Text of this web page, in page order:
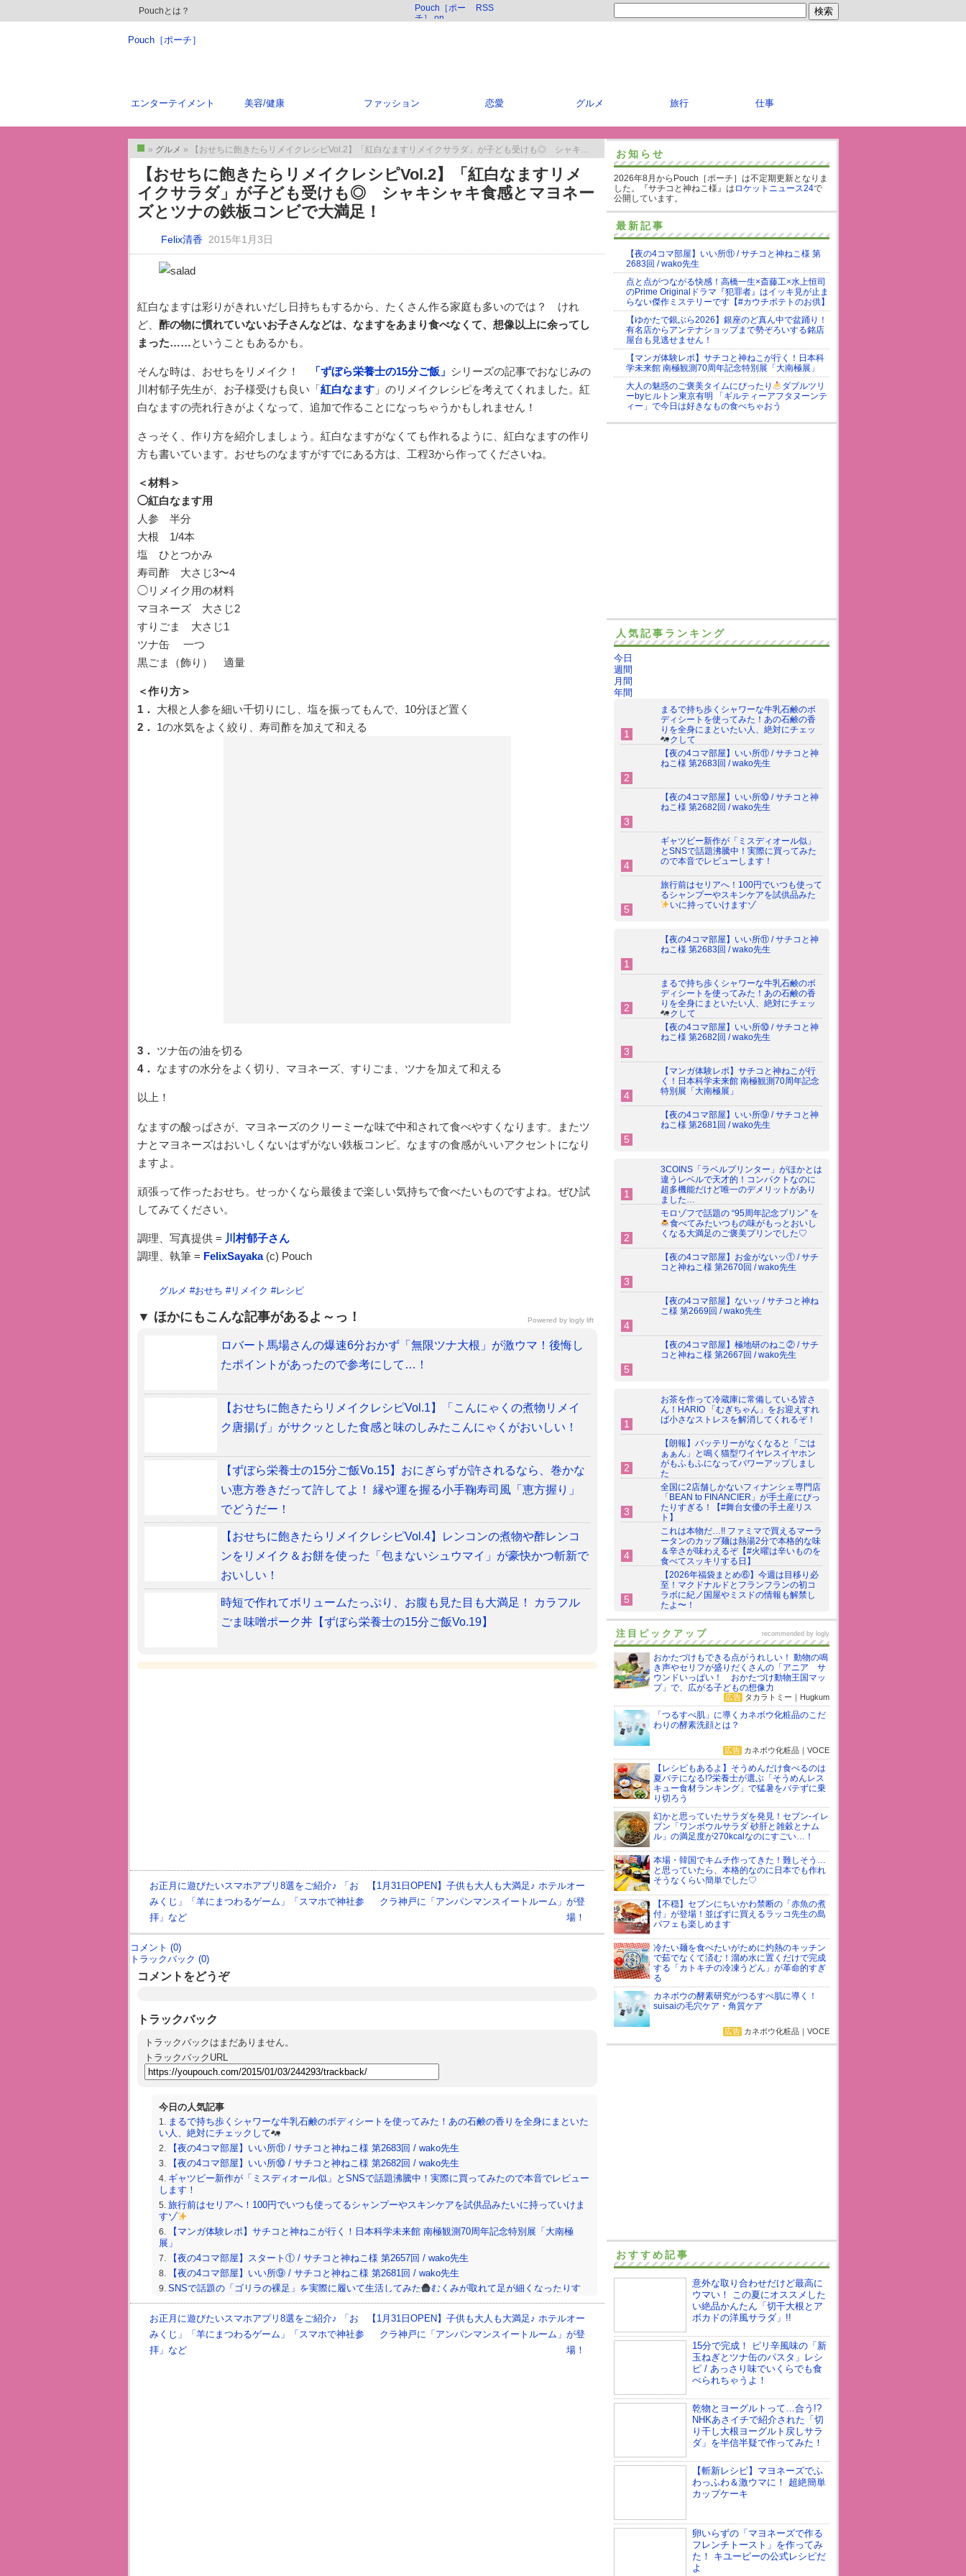
Pouchとは？
Pouch［ポー
チ］ on
RSS
Pouch［ポーチ］
エンターテイメント 美容/健康 ファッション 恋愛 グルメ 旅行 仕事
トップ
» グルメ » 【おせちに飽きたらリメイクレシピVol.2】「紅白なますリメイクサラダ」が子ども受けも◎ シャキシャキ食感とマヨネーズとツナの鉄板コンビで大満足！
【おせちに飽きたらリメイクレシピVol.2】「紅白なますリメ
イクサラダ」が子ども受けも◎ シャキシャキ食感とマヨネー
ズとツナの鉄板コンビで大満足！
Felix清香 2015年1月3日
紅白なますは彩りがきれいだし日持ちもするから、たくさん作る家庭も多いのでは？ けれ
ど、 酢の物に慣れていないお子さんなどは、なますをあまり食べなくて、想像以上に余ってし
まった……ということもあるかも。
そんな時は、おせちをリメイク！ 「ずぼら栄養士の15分ご飯」 シリーズの記事でおなじみの
川村郁子先生が、お子様受けも良い「紅白なます」のリメイクレシピを考えてくれました。紅
白なますの売れ行きがよくなって、追加で作ることになっちゃうかもしれません！
さっそく、作り方を紹介しましょう。紅白なますがなくても作れるように、紅白なますの作り
方も書いています。おせちのなますがすでにある方は、工程3から作ってくださいね。
＜材料＞
◯紅白なます用
人参 半分
大根 1/4本
塩 ひとつかみ
寿司酢 大さじ3〜4
◯リメイク用の材料
マヨネーズ 大さじ2
すりごま 大さじ1
ツナ缶 一つ
黒ごま（飾り） 適量
＜作り方＞
1．
大根と人参を細い千切りにし、塩を振ってもんで、10分ほど置く
2． 1の水気をよく絞り、寿司酢を加えて和える
3． ツナ缶の油を切る
4． なますの水分をよく切り、マヨネーズ、すりごま、ツナを加えて和える
以上！
なますの酸っぱさが、マヨネーズのクリーミーな味で中和されて食べやすくなります。またツ
ナとマヨネーズはおいしくないはずがない鉄板コンビ。なますの食感がいいアクセントになり
ますよ。
頑張って作ったおせち。せっかくなら最後まで楽しい気持ちで食べたいものですよね。ぜひ試
してみてください。
調理、写真提供 = 川村郁子さん
調理、執筆 = FelixSayaka(c) Pouch
グルメ #おせち #リメイク #レシピ
ほかにもこんな記事があるよ～っ！
ロバート馬場さんの爆速6分おかず「無限ツナ大根」が激ウマ！後悔し
たポイントがあったので参考にして…！
【おせちに飽きたらリメイクレシピVol.1】「こんにゃくの煮物リメイ
ク唐揚げ」がサクッとした食感と味のしみたこんにゃくがおいしい！
【ずぼら栄養士の15分ご飯Vo.15】おにぎらずが許されるなら、巻かな
い恵方巻きだって許してよ！ 縁や運を握る小手鞠寿司風「恵方握り」
でどうだー！
【おせちに飽きたらリメイクレシピVol.4】レンコンの煮物や酢レンコ
ンをリメイク＆お餅を使った「包まないシュウマイ」が豪快かつ斬新で
おいしい！
時短で作れてボリュームたっぷり、お腹も見た目も大満足！ カラフル
ごま味噌ポーク丼【ずぼら栄養士の15分ご飯Vo.19】
Powered by logly lift
お正月に遊びたいスマホアプリ8選をご紹介♪ 「お
みくじ」「羊にまつわるゲーム」「スマホで神社参
拝」など
【1月31日OPEN】子供も大人も大満足♪ ホテルオー
クラ神戸に「アンパンマンスイートルーム」が登
場！
コメント (0)
トラックバック (0)
コメントをどうぞ
トラックバック
トラックバックはまだありません。
トラックバックURL
今日の人気記事
まるで持ち歩くシャワーな牛乳石鹸のボディシートを使ってみた！あの石鹸の香りを全身にまといた
い人、絶対にチェックして
【夜の4コマ部屋】いい所⑪ / サチコと神ねこ様 第2683回 / wako先生
【夜の4コマ部屋】いい所⑩ / サチコと神ねこ様 第2682回 / wako先生
ギャツビー新作が「ミスディオール似」とSNSで話題沸騰中！実際に買ってみたので本音でレビュー
します！
旅行前はセリアへ！100円でいつも使ってるシャンプーやスキンケアを試供品みたいに持っていけま
すゾ
【マンガ体験レポ】サチコと神ねこが行く！日本科学未来館 南極観測70周年記念特別展「大南極
展」
【夜の4コマ部屋】スタート① / サチコと神ねこ様 第2657回 / wako先生
【夜の4コマ部屋】いい所⑨ / サチコと神ねこ様 第2681回 / wako先生
SNSで話題の「ゴリラの裸足」を実際に履いて生活してみた
むくみが取れて足が細くなったりす
【夜の4コマ部屋】いい所⑧ / サチコと神ねこ様 第2680回 / wako先生
お正月に遊びたいスマホアプリ8選をご紹介♪ 「お
みくじ」「羊にまつわるゲーム」「スマホで神社参
拝」など
【1月31日OPEN】子供も大人も大満足♪ ホテルオー
クラ神戸に「アンパンマンスイートルーム」が登
場！
お知らせ
2026年8月からPouch［ポーチ］は不定期更新となりま
した。『サチコと神ねこ様』は ロケットニュース24で
公開しています。
最新記事
【夜の4コマ部屋】いい所⑪ / サチコと神ねこ様 第
2683回 / wako先生
点と点がつながる快感！高橋一生×斎藤工×水上恒司
のPrime Originalドラマ『犯罪者』はイッキ見が止ま
らない傑作ミステリーです【#カウチポテトのお供】
【ゆかたで銀ぶら2026】銀座のど真ん中で盆踊り！
有名店からアンテナショップまで勢ぞろいする銘店
屋台も見逃せません！
【マンガ体験レポ】サチコと神ねこが行く！日本科
学未来館 南極観測70周年記念特別展「大南極展」
大人の魅惑のご褒美タイムにぴったり
ダブルツリ
ーbyヒルトン東京有明 「ギルティーアフタヌーンテ
ィー」で今日は好きなもの食べちゃおう
人気記事ランキング
今日
週間
月間
年間
まるで持ち歩くシャワーな牛乳石鹸のボ
ディシートを使ってみた！あの石鹸の香
りを全身にまといたい人、絶対にチェッ
クして
【夜の4コマ部屋】いい所⑪ / サチコと神
ねこ様 第2683回 / wako先生
【夜の4コマ部屋】いい所⑩ / サチコと神
ねこ様 第2682回 / wako先生
ギャツビー新作が「ミスディオール似」
とSNSで話題沸騰中！実際に買ってみた
ので本音でレビューします！
旅行前はセリアへ！100円でいつも使って
るシャンプーやスキンケアを試供品みた
いに持っていけますゾ
【夜の4コマ部屋】いい所⑪ / サチコと神
ねこ様 第2683回 / wako先生
まるで持ち歩くシャワーな牛乳石鹸のボ
ディシートを使ってみた！あの石鹸の香
りを全身にまといたい人、絶対にチェッ
クして
【夜の4コマ部屋】いい所⑩ / サチコと神
ねこ様 第2682回 / wako先生
【マンガ体験レポ】サチコと神ねこが行
く！日本科学未来館 南極観測70周年記念
特別展「大南極展」
【夜の4コマ部屋】いい所⑨ / サチコと神
ねこ様 第2681回 / wako先生
3COINS「ラベルプリンター」がほかとは
違うレベルで天才的！コンパクトなのに
超多機能だけど唯一のデメリットがあり
ました…
モロゾフで話題の “95周年記念プリン” を
食べてみたいつもの味がもっとおいし
くなる大満足のご褒美プリンでした♡
【夜の4コマ部屋】お金がないッ① / サチ
コと神ねこ様 第2670回 / wako先生
【夜の4コマ部屋】ないッ / サチコと神ね
こ様 第2669回 / wako先生
【夜の4コマ部屋】極地研のねこ② / サチ
コと神ねこ様 第2667回 / wako先生
お茶を作って冷蔵庫に常備している皆さ
ん！HARIO 「むぎちゃん」をお迎えすれ
ば小さなストレスを解消してくれるぞ！
【朗報】バッテリーがなくなると「ごは
ぁぁん」と鳴く猫型ワイヤレスイヤホン
がもふもふになってパワーアップしまし
た
全国に2店舗しかないフィナンシェ専門店
「BEAN to FINANCIER」が手土産にぴっ
たりすぎる！【#舞台女優の手土産リス
ト】
これは本物だ…!! ファミマで買えるマーラ
ータンのカップ麺は熱湯2分で本格的な味
＆辛さが味わえるぞ【#火曜は辛いものを
食べてスッキリする日】
【2026年福袋まとめ⑥】今週は目移り必
至！マクドナルドとフランフランの初コ
ラボに紀ノ国屋やミスドの情報も解禁し
たよ〜！
注目ピックアップ
おかたづけもできる点がうれしい！ 動物の鳴
き声やセリフが盛りだくさんの「アニア サ
ウンドいっぱい！ おかたづけ動物王国マッ
プ」で、広がる子どもの想像力
広告タカラトミー｜Hugkum
「つるすべ肌」に導くカネボウ化粧品のこだ
わりの酵素洗顔とは？
広告カネボウ化粧品｜VOCE
【レシピもあるよ】そうめんだけ食べるのは
夏バテになる!?栄養士が選ぶ「そうめんレス
キュー食材ランキング」で猛暑をバテずに乗
り切ろう
幻かと思っていたサラダを発見！セブン-イレ
ブン「ワンボウルサラダ 砂肝と雑穀とナム
ル」の満足度が270kcalなのにすごい…！
本場・韓国でキムチ作ってきた！難しそう…
と思っていたら、本格的なのに日本でも作れ
そうなくらい簡単でした♡
【不穏】セブンにちいかわ禁断の「赤魚の煮
付」が登場！並ばずに買えるラッコ先生の島
パフェも楽しめます
冷たい麺を食べたいがために灼熱のキッチン
で茹でなくて済む！溜め水に置くだけで完成
する「カトキチの冷凍うどん」が革命的すぎ
る
カネボウの酵素研究がつるすべ肌に導く！
suisaiの毛穴ケア・角質ケア
広告カネボウ化粧品｜VOCE
recommended by logly
おすすめ記事
意外な取り合わせだけど最高に
ウマい！ この夏にオススメした
い絶品かんたん「切干大根とア
ボカドの洋風サラダ」!!
15分で完成！ ピリ辛風味の「新
玉ねぎとツナ缶のパスタ」レシ
ピ / あっさり味でいくらでも食
べられちゃうよ！
乾物とヨーグルトって…合う!?
NHKあさイチで紹介された「切
り干し大根ヨーグルト戻しサラ
ダ」を半信半疑で作ってみた！
【斬新レシピ】マヨネーズでふ
わっふわ＆激ウマに！ 超絶簡単
カップケーキ
卵いらずの「マヨネーズで作る
フレンチトースト」を作ってみ
た！ キユーピーの公式レシピだ
よ